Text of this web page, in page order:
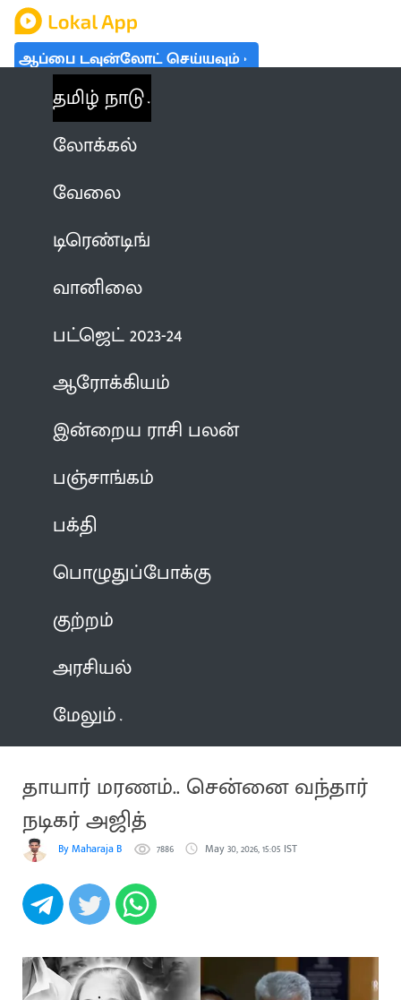
ஆப்பை டவுன்லோட் செய்யவும்
தமிழ் நாடு
லோக்கல்
வேலை
டிரெண்டிங்
வானிலை
பட்ஜெட் 2023-24
ஆரோக்கியம்
இன்றைய ராசி பலன்
பஞ்சாங்கம்
பக்தி
பொழுதுப்போக்கு
குற்றம்
அரசியல்
மேலும்
தாயார் மரணம்.. சென்னை வந்தார்
நடிகர் அஜித்
By Maharaja B 7886 May 30, 2026, 15:05 IST